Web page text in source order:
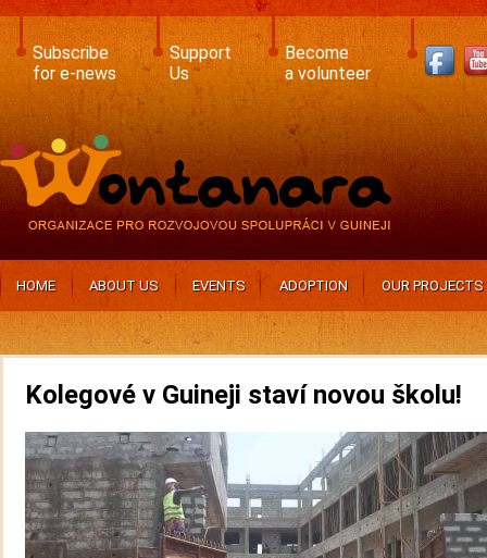
Skip
main
content
Subscribe
for e-news
Support
Us
Become
a volunteer
HOME ABOUT US EVENTS ADOPTION OUR PROJECTS
Kolegové v Guineji staví novou školu!